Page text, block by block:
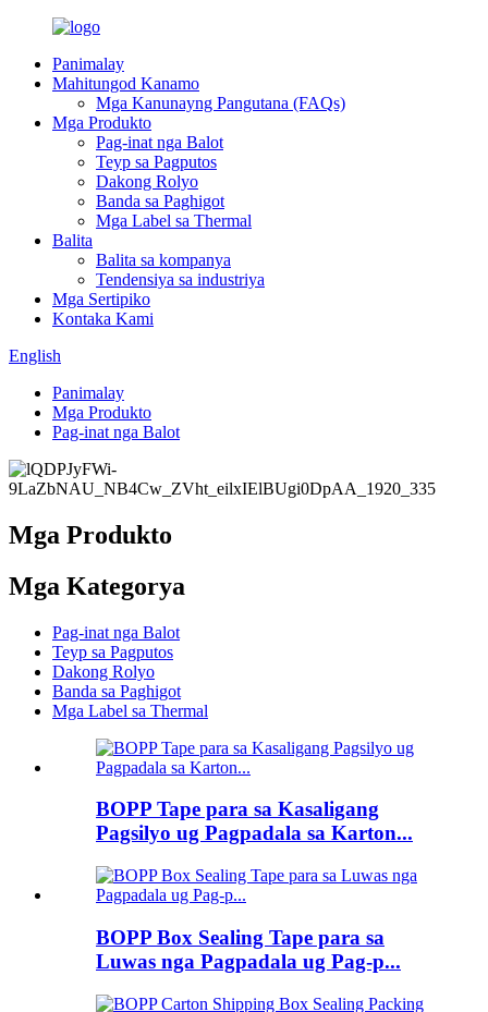
Panimalay
Mahitungod Kanamo
Mga Kanunayng Pangutana (FAQs)
Mga Produkto
Pag-inat nga Balot
Teyp sa Pagputos
Dakong Rolyo
Banda sa Paghigot
Mga Label sa Thermal
Balita
Balita sa kompanya
Tendensiya sa industriya
Mga Sertipiko
Kontaka Kami
English
Panimalay
Mga Produkto
Pag-inat nga Balot
Mga Produkto
Mga Kategorya
Pag-inat nga Balot
Teyp sa Pagputos
Dakong Rolyo
Banda sa Paghigot
Mga Label sa Thermal
BOPP Tape para sa Kasaligang
Pagsilyo ug Pagpadala sa Karton...
BOPP Box Sealing Tape para sa
Luwas nga Pagpadala ug Pag-p...